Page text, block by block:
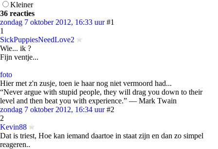
Kleiner
36 reacties
zondag 7 oktober 2012, 16:33 uur #1
1
SickPuppiesNeedLove2
Wie... ik ?
Fijn ventje...
foto
Hier met z'n zusje, toen ie haar nog niet vermoord had...
“Never argue with stupid people, they will drag you down to their
level and then beat you with experience.” ― Mark Twain
zondag 7 oktober 2012, 16:34 uur #2
2
Kevin88
Dat is triest, Hoe kan iemand daartoe in staat zijn en dan zo simpel
reageren..